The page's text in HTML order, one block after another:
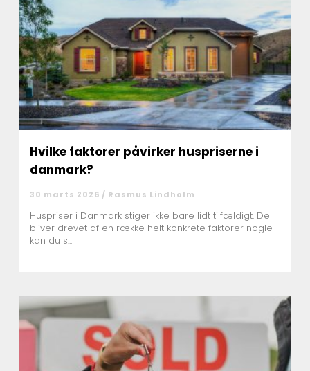
Hvilke faktorer påvirker huspriserne i
danmark?
30 marts 2026 / Rasmus Lindholm
Huspriser i Danmark stiger ikke bare lidt tilfældigt. De
bliver drevet af en række helt konkrete faktorer nogle
kan du s...